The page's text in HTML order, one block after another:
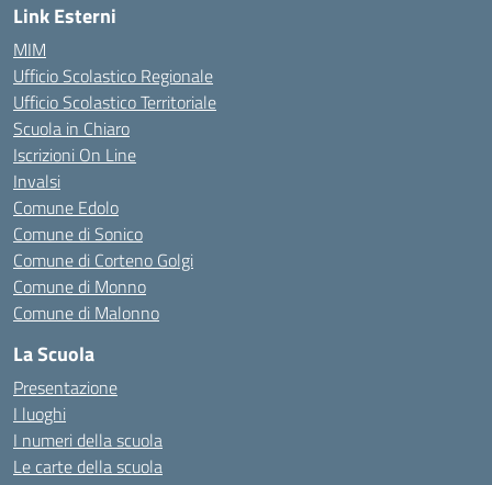
Link Esterni
MIM
Ufficio Scolastico Regionale
Ufficio Scolastico Territoriale
Scuola in Chiaro
Iscrizioni On Line
Invalsi
Comune Edolo
Comune di Sonico
Comune di Corteno Golgi
Comune di Monno
Comune di Malonno
La Scuola
Presentazione
I luoghi
I numeri della scuola
Le carte della scuola